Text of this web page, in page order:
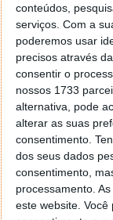
conteúdos,
serviços. Com a
poderemos usar
precisos através
consentir o
nossos 1733
alternativa, pode
alterar as suas
consentimento.
dos seus dados
consentimento,
processamento.
este website.
As chaves
segurança
18 AGO 2024·PUB ·
Na era digital,
tornou-se uma
ameaças
nossos
melhores
da utilização